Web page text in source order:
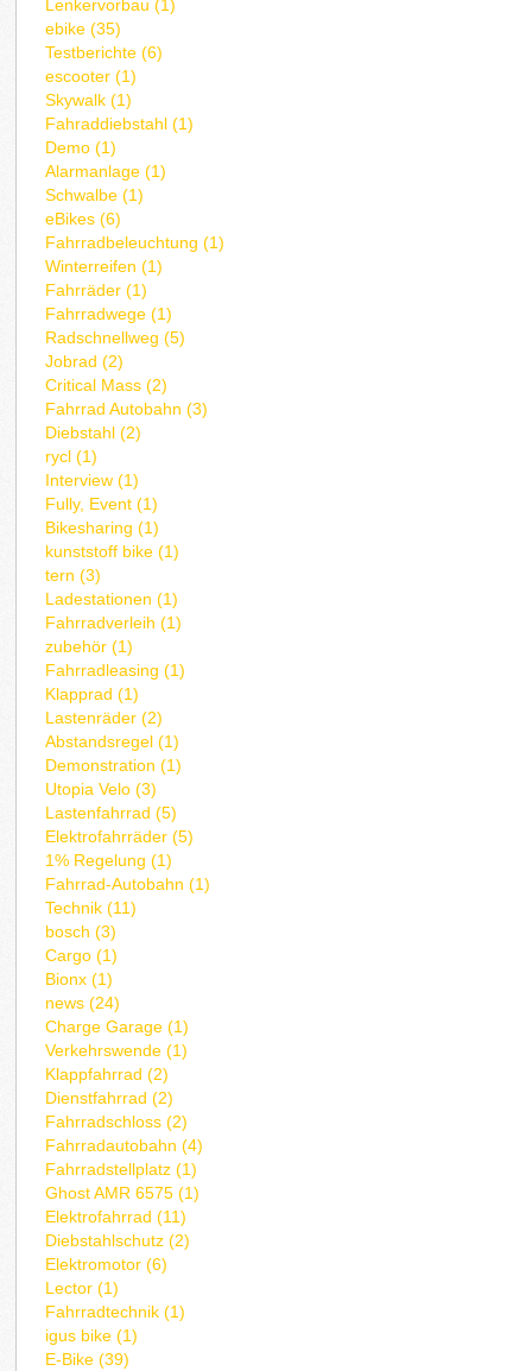
Lenkervorbau (1)
ebike (35)
Testberichte (6)
escooter (1)
Skywalk (1)
Fahraddiebstahl (1)
Demo (1)
Alarmanlage (1)
Schwalbe (1)
eBikes (6)
Fahrradbeleuchtung (1)
Winterreifen (1)
Fahrräder (1)
Fahrradwege (1)
Radschnellweg (5)
Jobrad (2)
Critical Mass (2)
Fahrrad Autobahn (3)
Diebstahl (2)
rycl (1)
Interview (1)
Fully, Event (1)
Bikesharing (1)
kunststoff bike (1)
tern (3)
Ladestationen (1)
Fahrradverleih (1)
zubehör (1)
Fahrradleasing (1)
Klapprad (1)
Lastenräder (2)
Abstandsregel (1)
Demonstration (1)
Utopia Velo (3)
Lastenfahrrad (5)
Elektrofahrräder (5)
1% Regelung (1)
Fahrrad-Autobahn (1)
Technik (11)
bosch (3)
Cargo (1)
Bionx (1)
news (24)
Charge Garage (1)
Verkehrswende (1)
Klappfahrrad (2)
Dienstfahrrad (2)
Fahrradschloss (2)
Fahrradautobahn (4)
Fahrradstellplatz (1)
Ghost AMR 6575 (1)
Elektrofahrrad (11)
Diebstahlschutz (2)
Elektromotor (6)
Lector (1)
Fahrradtechnik (1)
igus bike (1)
E-Bike (39)